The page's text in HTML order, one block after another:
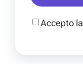
Accepto la